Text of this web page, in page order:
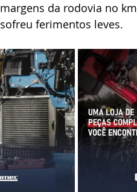
da rodovia no
ferimentos leves.